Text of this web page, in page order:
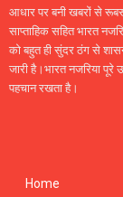
आधार पर बनी खबरों से
साप्ताहिक सहित भारत
को बहुत ही सुंदर ठंग से
जारी है।भारत नजरिया पूरे
पहचान रखता है।
Home